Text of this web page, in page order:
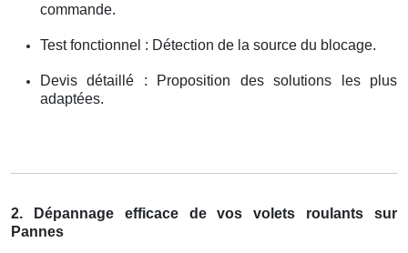
commande.
Test fonctionnel : Détection de la source du blocage.
Devis détaillé : Proposition des solutions les plus
adaptées.
2. Dépannage efficace de vos volets roulants sur
Pannes